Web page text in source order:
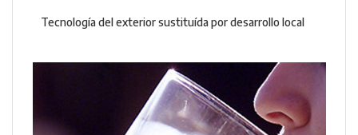
Tecnología del exterior sustituída por desarrollo local